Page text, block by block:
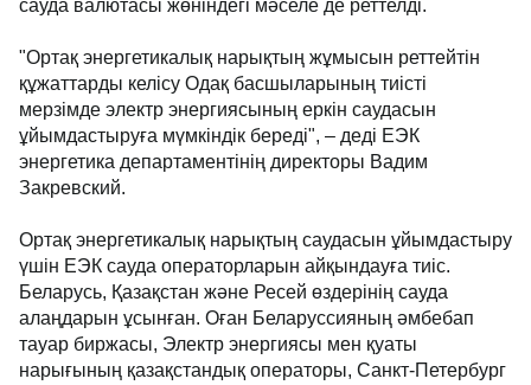
сауда валютасы жөніндегі мәселе де реттелді.
"Ортақ энергетикалық нарықтың жұмысын реттейтін
құжаттарды келісу Одақ басшыларының тиісті
мерзімде электр энергиясының еркін саудасын
ұйымдастыруға мүмкіндік береді", – деді ЕЭК
энергетика департаментінің директоры Вадим
Закревский.
Ортақ энергетикалық нарықтың саудасын ұйымдастыру
үшін ЕЭК сауда операторларын айқындауға тиіс.
Беларусь, Қазақстан және Ресей өздерінің сауда
алаңдарын ұсынған. Оған Беларуссияның әмбебап
тауар биржасы, Электр энергиясы мен қуаты
нарығының қазақстандық операторы, Санкт-Петербург